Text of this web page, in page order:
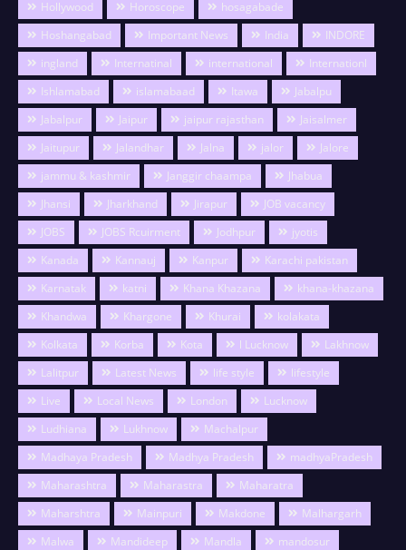
Hollywood
Horoscope
hosagabade
Hoshangabad
Important News India
INDORE
ingland
Internatinal international
Internationl
Ishlamabad
islamabaad Itawa
Jabalpu
Jabalpur
Jaipur jaipur rajasthan
Jaisalmer
Jaitupur
Jalandhar Jalna jalor
Jalore
jammu & kashmir
Janggir chaampa
Jhabua
Jhansi
Jharkhand Jirapur
JOB vacancy
JOBS
JOBS Rcuirment Jodhpur
jyotis
Kanada
Kannauj Kanpur
Karachi pakistan
Karnatak
katni Khana Khazana
khana-khazana
Khandwa
Khargone Khurai
kolakata
Kolkata
Korba Kota l Lucknow
Lakhnow
Lalitpur
Latest News life style
lifestyle
Live
Local News London
Lucknow
Ludhiana
Lukhnow
Machalpur
Madhaya Pradesh
Madhya Pradesh
madhyaPradesh
Maharashtra
Maharastra
Maharatra
Maharshtra
Mainpuri Makdone
Malhargarh
Malwa
Mandideep Mandla
mandosur